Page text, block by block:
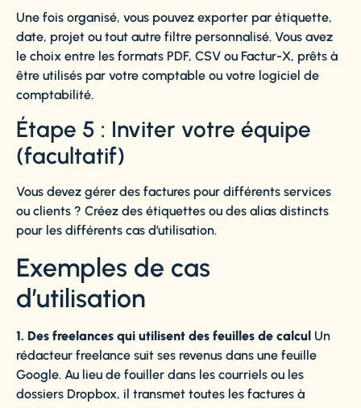
Une fois organisé, vous pouvez exporter par étiquette,
date, projet ou tout autre filtre personnalisé. Vous avez
le choix entre les formats PDF, CSV ou Factur-X, prêts à
être utilisés par votre comptable ou votre logiciel de
comptabilité.
Étape 5 : Inviter votre équipe
(facultatif)
Vous devez gérer des factures pour différents services
ou clients ? Créez des étiquettes ou des alias distincts
pour les différents cas d’utilisation.
Exemples de cas
d’utilisation
1. Des freelances qui utilisent des feuilles de calcul Un
rédacteur freelance suit ses revenus dans une feuille
Google. Au lieu de fouiller dans les courriels ou les
dossiers Dropbox, il transmet toutes les factures à